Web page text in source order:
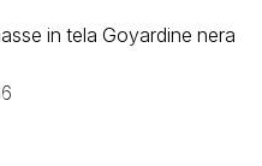
in tela Goyardine nera